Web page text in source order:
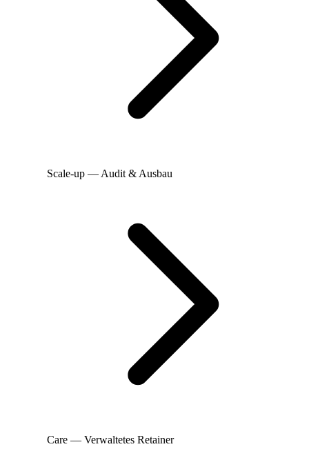
Scale-up — Audit & Ausbau
Care — Verwaltetes Retainer